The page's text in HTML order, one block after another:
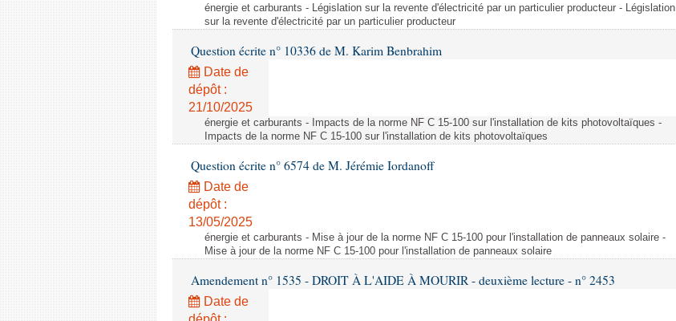
énergie et carburants - Législation sur la revente d'électricité par un particulier producteur - Législation
sur la revente d'électricité par un particulier producteur
Question écrite n° 10336 de M. Karim Benbrahim
Date de
dépôt :
21/10/2025
énergie et carburants - Impacts de la norme NF C 15-100 sur l'installation de kits photovoltaïques -
Impacts de la norme NF C 15-100 sur l'installation de kits photovoltaïques
Question écrite n° 6574 de M. Jérémie Iordanoff
Date de
dépôt :
13/05/2025
énergie et carburants - Mise à jour de la norme NF C 15-100 pour l'installation de panneaux solaire -
Mise à jour de la norme NF C 15-100 pour l'installation de panneaux solaire
Amendement n° 1535 - DROIT À L'AIDE À MOURIR - deuxième lecture - n° 2453
Date de